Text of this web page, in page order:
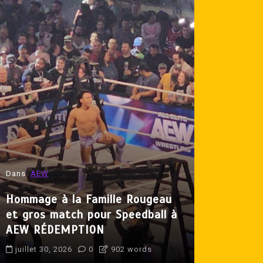
Dans AEW
Hommage à la Famille Rougeau
et gros match pour Speedball à
AEW RÉDEMPTION
juillet 30, 2026 0 902 words